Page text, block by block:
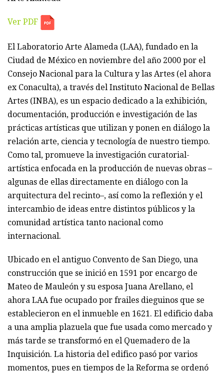
Ver PDF
El Laboratorio Arte Alameda (LAA), fundado en la
Ciudad de México en noviembre del año 2000 por el
Consejo Nacional para la Cultura y las Artes (el ahora
ex Conaculta), a través del Instituto Nacional de Bellas
Artes (INBA), es un espacio dedicado a la exhibición,
documentación, producción e investigación de las
prácticas artísticas que utilizan y ponen en diálogo la
relación arte, ciencia y tecnología de nuestro tiempo.
Como tal, promueve la investigación curatorial-
artística enfocada en la producción de nuevas obras –
algunas de ellas directamente en diálogo con la
arquitectura del recinto–, así como la reflexión y el
intercambio de ideas entre distintos públicos y la
comunidad artística tanto nacional como
internacional.
Ubicado en el antiguo Convento de San Diego, una
construcción que se inició en 1591 por encargo de
Mateo de Mauleón y su esposa Juana Arellano, el
ahora LAA fue ocupado por frailes dieguinos que se
establecieron en el inmueble en 1621. El edificio daba
a una amplia plazuela que fue usada como mercado y
más tarde se transformó en el Quemadero de la
Inquisición. La historia del edifico pasó por varios
momentos, pues en tiempos de la Reforma se ordenó